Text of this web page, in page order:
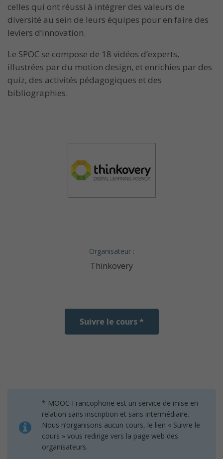
celles qui ont réussi à intégrer des valeurs de
diversité au sein de leurs équipes pour en faire des
leviers d’innovation.
Le SPOC se compose de 18 vidéos d’experts,
illustrées par du motion design, et enrichies par des
quiz, des activités pédagogiques et des
bibliographies.
Organisateur :
Thinkovery
Suivre le cours *
* MOOC Francophone est un service de mise en
relation sans inscription et sans intermédiaire.
Nous n’organisons aucun cours, le lien « Suivre le
cours » vous redirige vers la page web des
organisateurs.